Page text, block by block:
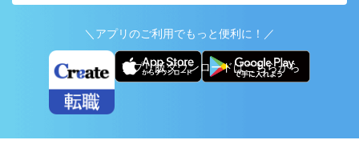
＼アプリのご利用でもっと便利に！／
アプリ版ダウンロードはこちらから